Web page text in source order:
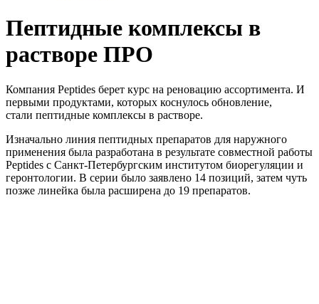
Пептидные комплексы в
растворе ПРО
Компания Peptides берет курс на реновацию ассортимента. И
первыми продуктами, которых коснулось обновление,
стали пептидные комплексы в растворе.
Изначально линия пептидных препаратов для наружного
применения была разработана в результате совместной работы
Peptides с Санкт-Петербургским институтом биорегуляции и
геронтологии. В серии было заявлено 14 позиций, затем чуть
позже линейка была расширена до 19 препаратов.